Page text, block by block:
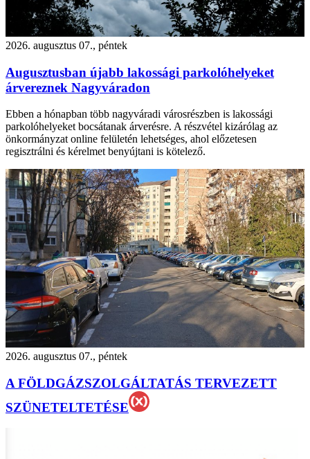
2026. augusztus 07., péntek
Augusztusban újabb lakossági parkolóhelyeket
árvereznek Nagyváradon
Ebben a hónapban több nagyváradi városrészben is lakossági
parkolóhelyeket bocsátanak árverésre. A részvétel kizárólag az
önkormányzat online felületén lehetséges, ahol előzetesen
regisztrálni és kérelmet benyújtani is kötelező.
2026. augusztus 07., péntek
A FÖLDGÁZSZOLGÁLTATÁS TERVEZETT
SZÜNETELTETÉSE